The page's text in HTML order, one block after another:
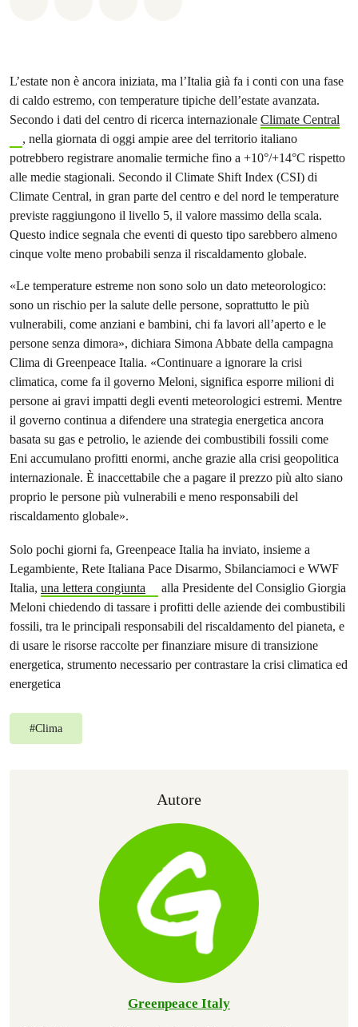
L’estate non è ancora iniziata, ma l’Italia già fa i conti con una fase
di caldo estremo, con temperature tipiche dell’estate avanzata.
Secondo i dati del centro di ricerca internazionale Climate Central
, nella giornata di oggi ampie aree del territorio italiano
potrebbero registrare anomalie termiche fino a +10°/+14°C rispetto
alle medie stagionali. Secondo il Climate Shift Index (CSI) di
Climate Central, in gran parte del centro e del nord le temperature
previste raggiungono il livello 5, il valore massimo della scala.
Questo indice segnala che eventi di questo tipo sarebbero almeno
cinque volte meno probabili senza il riscaldamento globale.
«Le temperature estreme non sono solo un dato meteorologico:
sono un rischio per la salute delle persone, soprattutto le più
vulnerabili, come anziani e bambini, chi fa lavori all’aperto e le
persone senza dimora», dichiara Simona Abbate della campagna
Clima di Greenpeace Italia. «Continuare a ignorare la crisi
climatica, come fa il governo Meloni, significa esporre milioni di
persone ai gravi impatti degli eventi meteorologici estremi. Mentre
il governo continua a difendere una strategia energetica ancora
basata su gas e petrolio, le aziende dei combustibili fossili come
Eni accumulano profitti enormi, anche grazie alla crisi geopolitica
internazionale. È inaccettabile che a pagare il prezzo più alto siano
proprio le persone più vulnerabili e meno responsabili del
riscaldamento globale».
Solo pochi giorni fa, Greenpeace Italia ha inviato, insieme a
Legambiente, Rete Italiana Pace Disarmo, Sbilanciamoci e WWF
Italia, una lettera congiunta
alla Presidente del Consiglio Giorgia
Meloni chiedendo di tassare i profitti delle aziende dei combustibili
fossili, tra le principali responsabili del riscaldamento del pianeta, e
di usare le risorse raccolte per finanziare misure di transizione
energetica, strumento necessario per contrastare la crisi climatica ed
energetica
#Clima
Autore
Greenpeace Italy